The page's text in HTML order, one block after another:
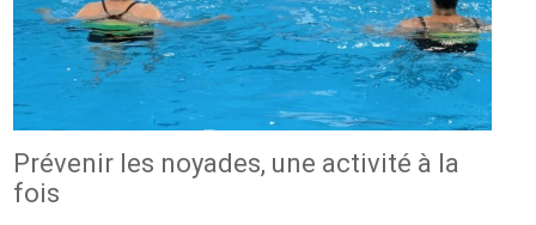
Prévenir les noyades, une activité à la
fois